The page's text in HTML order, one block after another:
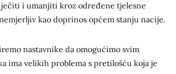
i umanjiti kroz određene tjelesne
kao doprinos općem stanju nacije.
nastavnike da omogućimo svim
ima velikih problema s pretilošću koja je